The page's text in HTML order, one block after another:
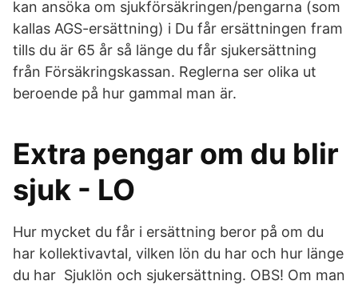
kan ansöka om sjukförsäkringen/pengarna (som
kallas AGS-ersättning) i Du får ersättningen fram
tills du är 65 år så länge du får sjukersättning
från Försäkringskassan. Reglerna ser olika ut
beroende på hur gammal man är.
Extra pengar om du blir
sjuk - LO
Hur mycket du får i ersättning beror på om du
har kollektivavtal, vilken lön du har och hur länge
du har Sjuklön och sjukersättning. OBS! Om man